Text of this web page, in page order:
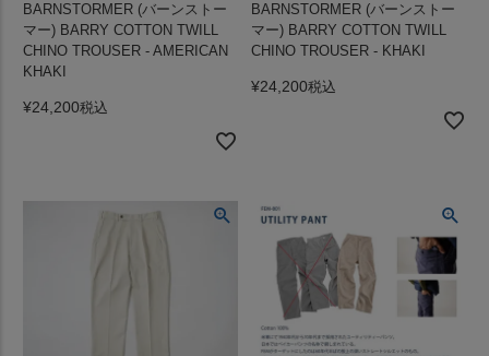
BARNSTORMER (バーンストー
マー) BARRY COTTON TWILL
CHINO TROUSER - AMERICAN
KHAKI
¥24,200税込
BARNSTORMER (バーンストー
マー) BARRY COTTON TWILL
CHINO TROUSER - KHAKI
¥24,200税込